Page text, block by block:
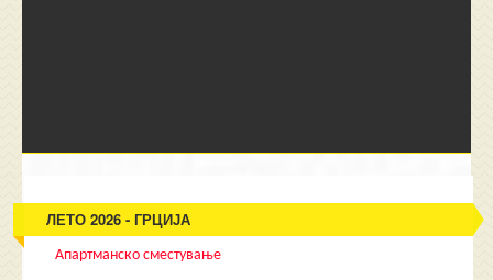
ЛЕТО 2026 - ГРЦИЈА
Апартманско сместување